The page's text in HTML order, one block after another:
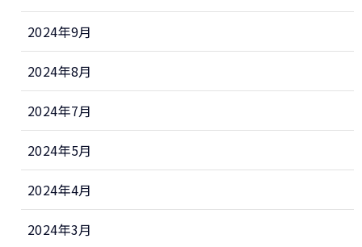
2024年9月
2024年8月
2024年7月
2024年5月
2024年4月
2024年3月